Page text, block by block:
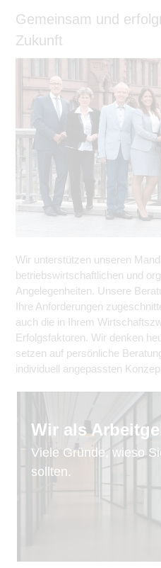
Gemeinsam und
Zukunft
Wir unterstützen unseren
betriebswirtschaftlichen und
Angelegenheiten. Unsere
Ihre Anforderungen
auch die in Ihrem
Erfolgsfaktoren. Wir denken
setzen auf persönliche
individuell angepassten
Wir als
Viele Gründe, wieso
sollten.